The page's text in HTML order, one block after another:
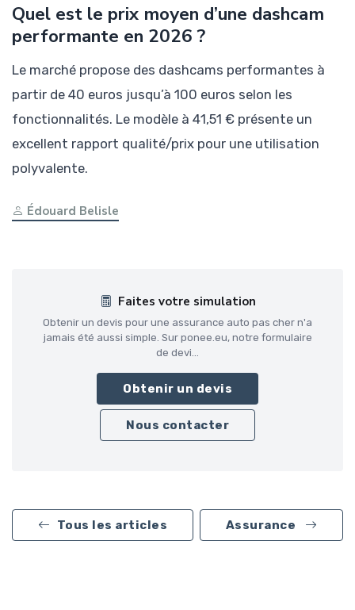
Quel est le prix moyen d’une dashcam
performante en 2026 ?
Le marché propose des dashcams performantes à
partir de 40 euros jusqu’à 100 euros selon les
fonctionnalités. Le modèle à 41,51 € présente un
excellent rapport qualité/prix pour une utilisation
polyvalente.
Édouard Belisle
Faites votre simulation
Obtenir un devis pour une assurance auto pas cher n'a
jamais été aussi simple. Sur ponee.eu, notre formulaire
de devi...
Obtenir un devis
Nous contacter
Tous les articles Assurance